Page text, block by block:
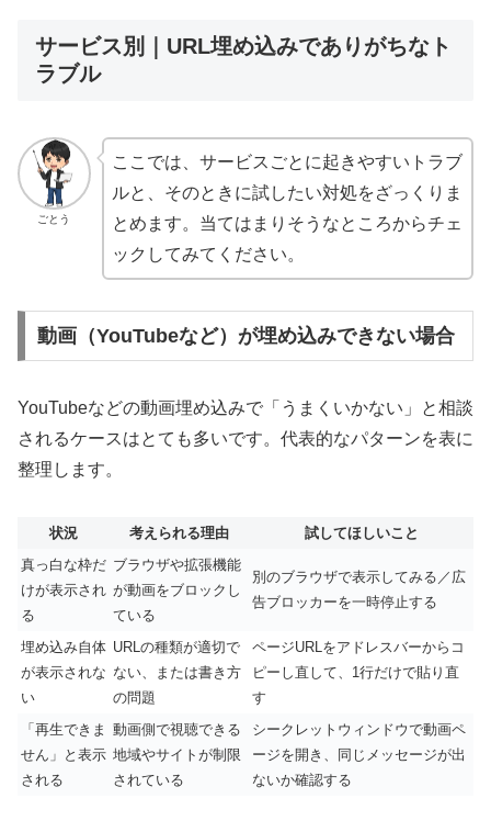
サービス別｜URL埋め込みでありがちなト
ラブル
ごとう
ここでは、サービスごとに起きやすいトラブ
ルと、そのときに試したい対処をざっくりま
とめます。当てはまりそうなところからチェ
ックしてみてください。
動画（YouTubeなど）が埋め込みできない場合
YouTubeなどの動画埋め込みで「うまくいかない」と相談
されるケースはとても多いです。代表的なパターンを表に
整理します。
状況 考えられる理由
試してほしいこと
真っ白な枠だ
けが表示され
る
ブラウザや拡張機能
が動画をブロックし
ている
別のブラウザで表示してみる／広
告ブロッカーを一時停止する
埋め込み自体
が表示されな
い
URLの種類が適切で
ない、または書き方
の問題
ページURLをアドレスバーからコ
ピーし直して、1行だけで貼り直
す
「再生できま
せん」と表示
される
動画側で視聴できる
地域やサイトが制限
されている
シークレットウィンドウで動画ペ
ージを開き、同じメッセージが出
ないか確認する